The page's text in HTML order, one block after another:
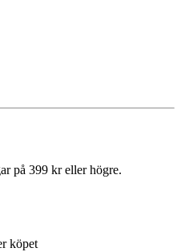
på 399 kr eller högre.
köpet